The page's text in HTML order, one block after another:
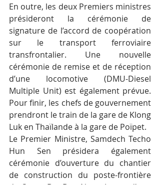
En outre, les deux Premiers ministres
présideront la cérémonie de
signature de l’accord de coopération
sur le transport ferroviaire
transfrontalier. Une nouvelle
cérémonie de remise et de réception
d’une locomotive (DMU-Diesel
Multiple Unit) est également prévue.
Pour finir, les chefs de gouvernement
prendront le train de la gare de Klong
Luk en Thaïlande à la gare de Poïpet.
Le Premier Ministre, Samdech Techo
Hun Sen présidera également
cérémonie d’ouverture du chantier
de construction du poste-frontière
de Stung Bot-Ban Nong Ian et d’une